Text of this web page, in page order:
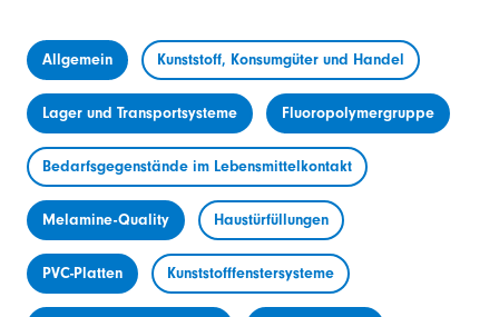
Allgemein Kunststoff, Konsumgüter und Handel
Lager und Transportsysteme Fluoropolymergruppe
Bedarfsgegenstände im Lebensmittelkontakt
Melamine-Quality Haustürfüllungen
PVC-Platten Kunststofffenstersysteme